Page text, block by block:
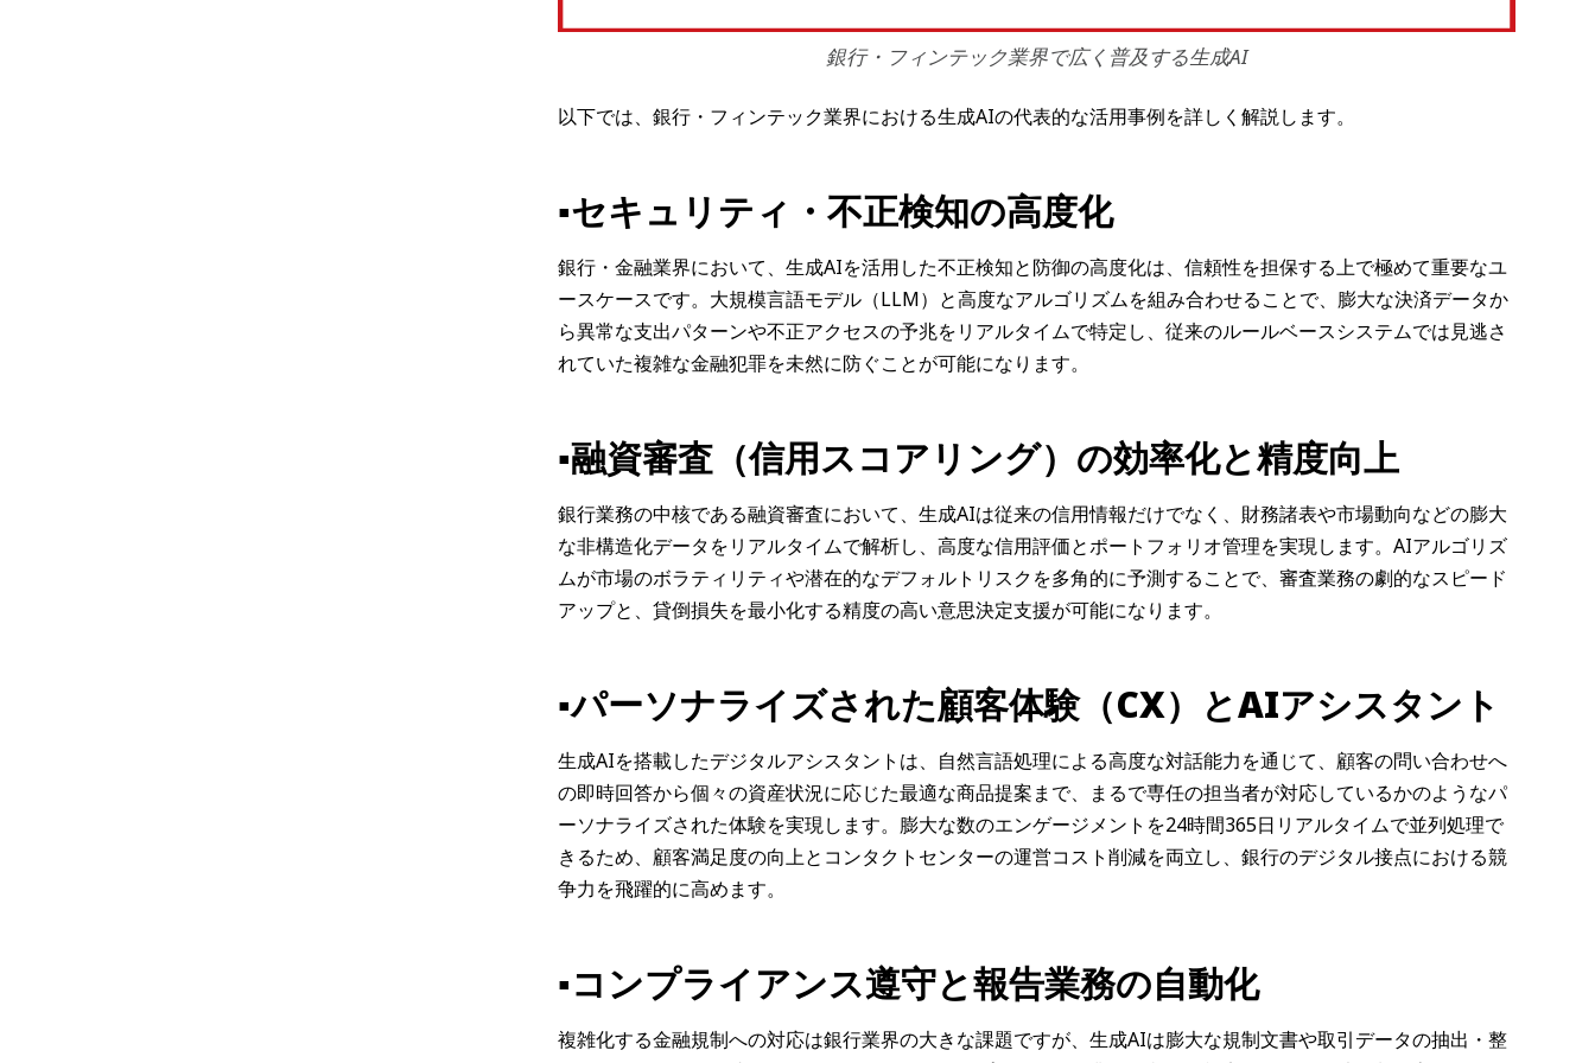
銀行・フィンテック業界で広く普及する生成AI
以下では、銀行・フィンテック業界における生成AIの代表的な活用事例を詳しく解説します。
▪️セキュリティ・不正検知の高度化
銀行・金融業界において、生成AIを活用した不正検知と防御の高度化は、信頼性を担保する上で極めて重要なユ
ースケースです。大規模言語モデル（LLM）と高度なアルゴリズムを組み合わせることで、膨大な決済データか
ら異常な支出パターンや不正アクセスの予兆をリアルタイムで特定し、従来のルールベースシステムでは見逃さ
れていた複雑な金融犯罪を未然に防ぐことが可能になります。
▪️融資審査（信用スコアリング）の効率化と精度向上
銀行業務の中核である融資審査において、生成AIは従来の信用情報だけでなく、財務諸表や市場動向などの膨大
な非構造化データをリアルタイムで解析し、高度な信用評価とポートフォリオ管理を実現します。AIアルゴリズ
ムが市場のボラティリティや潜在的なデフォルトリスクを多角的に予測することで、審査業務の劇的なスピード
アップと、貸倒損失を最小化する精度の高い意思決定支援が可能になります。
▪️パーソナライズされた顧客体験（CX）とAIアシスタント
生成AIを搭載したデジタルアシスタントは、自然言語処理による高度な対話能力を通じて、顧客の問い合わせへ
の即時回答から個々の資産状況に応じた最適な商品提案まで、まるで専任の担当者が対応しているかのようなパ
ーソナライズされた体験を実現します。膨大な数のエンゲージメントを24時間365日リアルタイムで並列処理で
きるため、顧客満足度の向上とコンタクトセンターの運営コスト削減を両立し、銀行のデジタル接点における競
争力を飛躍的に高めます。
▪️コンプライアンス遵守と報告業務の自動化
複雑化する金融規制への対応は銀行業界の大きな課題ですが、生成AIは膨大な規制文書や取引データの抽出・整